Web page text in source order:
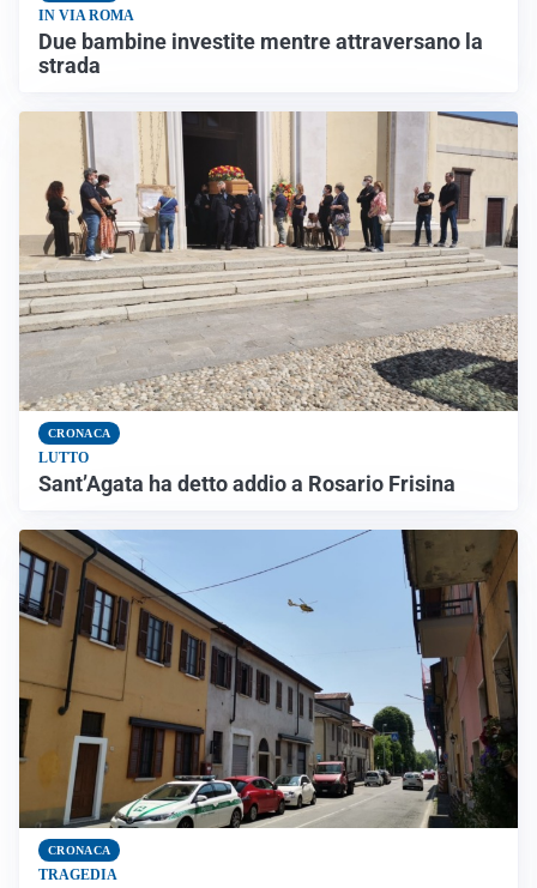
IN VIA ROMA
Due bambine investite mentre attraversano la
strada
CRONACA
LUTTO
Sant’Agata ha detto addio a Rosario Frisina
CRONACA
TRAGEDIA